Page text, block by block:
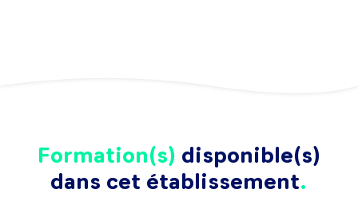
Formation(s) disponible(s)
dans cet établissement